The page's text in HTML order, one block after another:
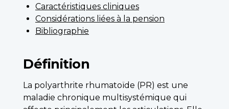
Caractéristiques cliniques
Considérations liées à la pension
Bibliographie
Définition
La polyarthrite rhumatoïde (PR) est une
maladie chronique multisystémique qui